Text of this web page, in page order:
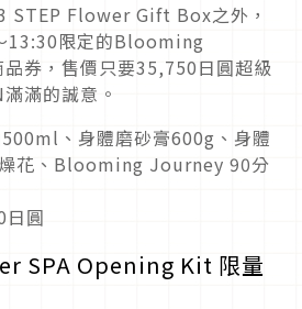
STEP Flower Gift Box之外，
13:30限定的Blooming
券，售價只要35,750日圓超級
滿的誠意。
、身體磨砂膏600g、身體
花、Blooming Journey 90分
圓
SPA Opening Kit 限量